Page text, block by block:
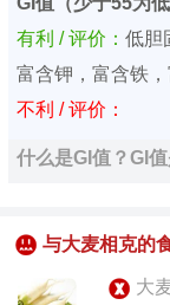
有利 / 评价： 低胆
富含钾，富含铁
不利 / 评价：
什么是GI值？GI
与大麦相克的
大